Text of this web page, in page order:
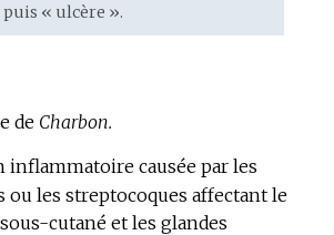
« ulcère ».
de Charbon.
inflammatoire causée par les
ou les streptocoques affectant le
cutané et les glandes